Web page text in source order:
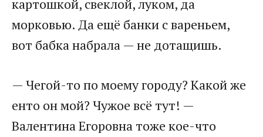
картошкой, свеклой, луком, да
морковью. Да ещё банки с вареньем,
вот бабка набрала — не дотащишь.
— Чегой-то по моему городу? Какой же
енто он мой? Чужое всё тут! —
Валентина Егоровна тоже кое-что